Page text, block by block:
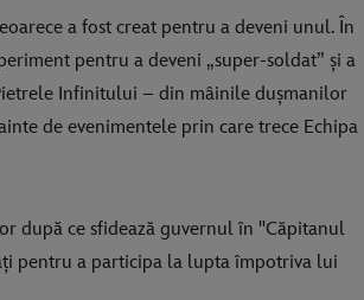
a fost creat pentru a deveni unul. În
pentru a deveni „super-soldat” și a
Infinitului – din mâinile dușmanilor
de evenimentele prin care trece Echipa
după ce sfidează guvernul în "Căpitanul
pentru a participa la lupta împotriva lui